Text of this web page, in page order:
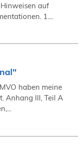
auf
1....
haben meine
Anhang III, Teil A